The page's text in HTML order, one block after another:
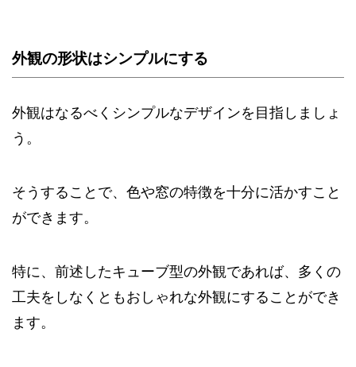
外観の形状はシンプルにする
外観はなるべくシンプルなデザインを目指しましょ
う。
そうすることで、色や窓の特徴を十分に活かすこと
ができます。
特に、前述したキューブ型の外観であれば、多くの
工夫をしなくともおしゃれな外観にすることができ
ます。